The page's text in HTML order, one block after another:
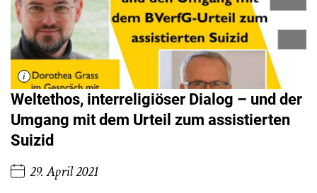
Weltethos, interreligiöser Dialog – und der
Umgang mit dem Urteil zum assistierten
Suizid
29. April 2021